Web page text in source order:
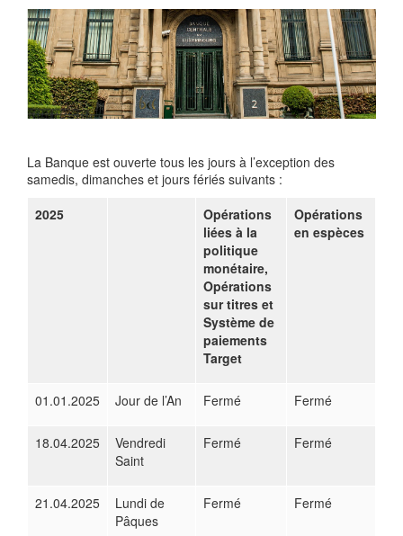
La Banque est ouverte tous les jours à l’exception des
samedis, dimanches et jours fériés suivants :
2025
Opérations
liées à la
politique
monétaire,
Opérations
sur titres et
Système de
paiements
Target
Opérations
en espèces
01.01.2025 Jour de l’An Fermé Fermé
18.04.2025
Vendredi
Saint
Fermé Fermé
21.04.2025
Lundi de
Pâques
Fermé Fermé